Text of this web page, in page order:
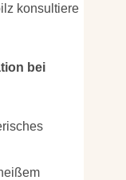
konsultiere
bei